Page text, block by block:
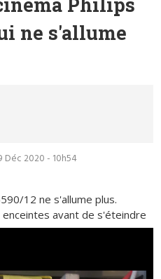
ne s'allume
Déc 2020 - 10h54
12 ne s'allume plus.
avant de s'éteindre